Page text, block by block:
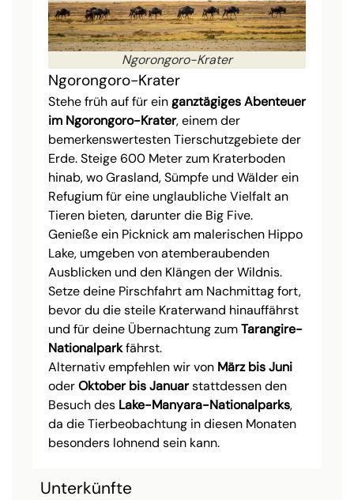
Ngorongoro-Krater
Ngorongoro-Krater
Stehe früh auf für einganztägiges Abenteuer
im Ngorongoro-Krater, einem der
bemerkenswertesten Tierschutzgebiete der
Erde. Steige 600 Meter zum Kraterboden
hinab, wo Grasland, Sümpfe und Wälder ein
Refugium für eine unglaubliche Vielfalt an
Tieren bieten, darunter die Big Five.
Genieße ein Picknick am malerischen Hippo
Lake, umgeben von atemberaubenden
Ausblicken und den Klängen der Wildnis.
Setze deine Pirschfahrt am Nachmittag fort,
bevor du die steile Kraterwand hinauffährst
und für deine Übernachtung zumTarangire-
Nationalparkfährst.
Alternativ empfehlen wir von März bis Juni
oderOktober bis Januarstattdessen den
Besuch des Lake-Manyara-Nationalparks,
da die Tierbeobachtung in diesen Monaten
besonders lohnend sein kann.
Unterkünfte